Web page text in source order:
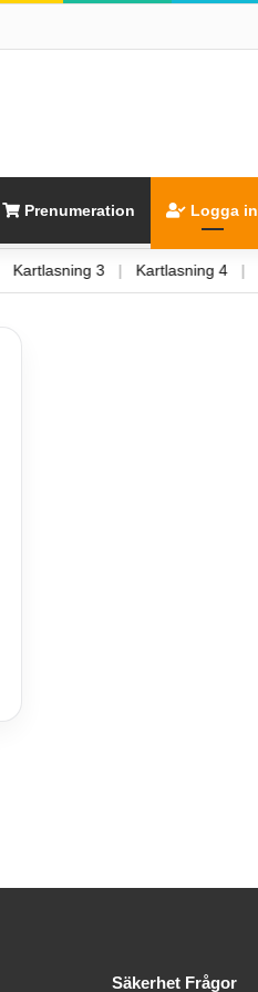
Prenumeration Logga in
| Kartlasning 3 | Kartlasning 4
Säkerhet Frågor